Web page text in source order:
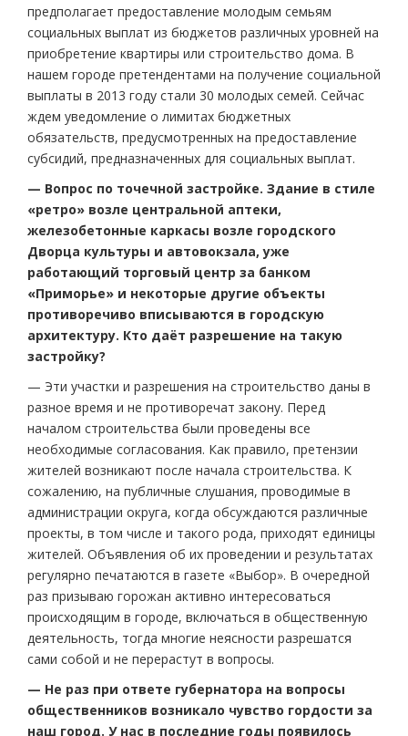
предполагает предоставление молодым семьям
социальных выплат из бюджетов различных уровней на
приобретение квартиры или строительство дома. В
нашем городе претендентами на получение социальной
выплаты в 2013 году стали 30 молодых семей. Сейчас
ждем уведомление о лимитах бюджетных
обязательств, предусмотренных на предоставление
субсидий, предназначенных для социальных выплат.
— Вопрос по точечной застройке. Здание в стиле
«ретро» возле центральной аптеки,
железобетонные каркасы возле городского
Дворца культуры и автовокзала, уже
работающий торговый центр за банком
«Приморье» и некоторые другие объекты
противоречиво вписываются в городскую
архитектуру. Кто даёт разрешение на такую
застройку?
— Эти участки и разрешения на строительство даны в
разное время и не противоречат закону. Перед
началом строительства были проведены все
необходимые согласования. Как правило, претензии
жителей возникают после начала строительства. К
сожалению, на публичные слушания, проводимые в
администрации округа, когда обсуждаются различные
проекты, в том числе и такого рода, приходят единицы
жителей. Объявления об их проведении и результатах
регулярно печатаются в газете «Выбор». В очередной
раз призываю горожан активно интересоваться
происходящим в городе, включаться в общественную
деятельность, тогда многие неясности разрешатся
сами собой и не перерастут в вопросы.
— Не раз при ответе губернатора на вопросы
общественников возникало чувство гордости за
наш город. У нас в последние годы появилось